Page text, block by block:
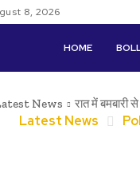
8, 2026
HOME
News रात में बमबारी
Latest News